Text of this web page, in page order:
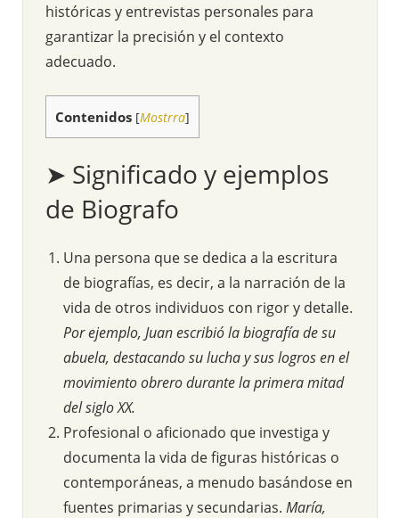
históricas y entrevistas personales para
garantizar la precisión y el contexto
adecuado.
Contenidos [Mostrra]
➤ Significado y ejemplos
de Biografo
Una persona que se dedica a la escritura
de biografías, es decir, a la narración de la
vida de otros individuos con rigor y detalle.
Por ejemplo, Juan escribió la biografía de su
abuela, destacando su lucha y sus logros en el
movimiento obrero durante la primera mitad
del siglo XX.
Profesional o aficionado que investiga y
documenta la vida de figuras históricas o
contemporáneas, a menudo basándose en
fuentes primarias y secundarias. María,